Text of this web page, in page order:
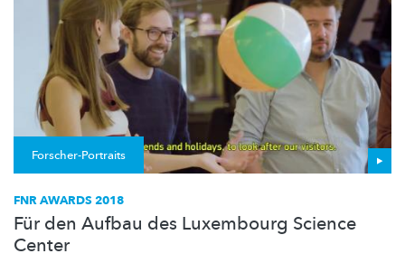
Forscher-Portraits
FNR AWARDS 2018
Für den Aufbau des Luxembourg Science
Center